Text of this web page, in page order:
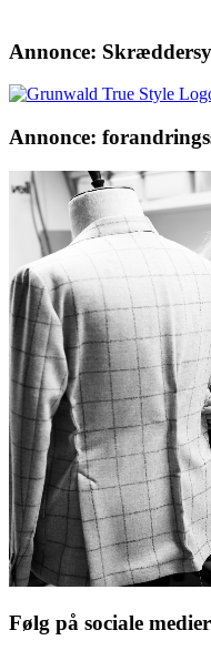
Annonce:
Annonce:
Følg på sociale medier